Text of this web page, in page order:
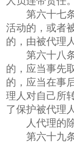
第六十七条
活动的，或者
的，由被代理
第六十八条
的，应当事先
的，应当在事
理人对自己所
了保护被代理
人代理的
第六十九条